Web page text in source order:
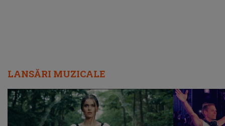
LANSĂRI MUZICALE